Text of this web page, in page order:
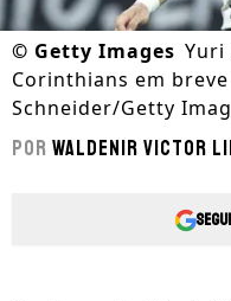
© Getty Images Yuri
Corinthians em
Schneider/Getty
Por Waldenir Victor